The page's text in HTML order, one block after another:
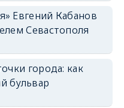
Евгений Кабанов
Севастополя
города: как
бульвар